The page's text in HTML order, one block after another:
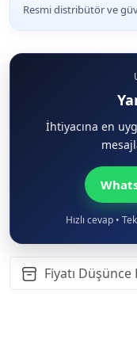
Resmi distribütör ve
İhtiyacına en
Hızlı cevap •
Fiyatı